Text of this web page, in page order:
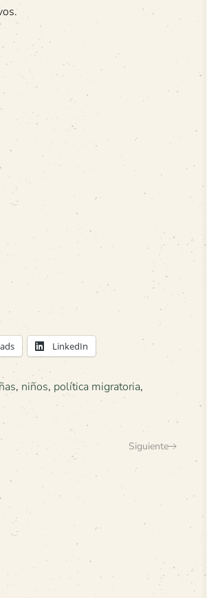
LinkedIn
, niños, política migratoria,
Siguiente